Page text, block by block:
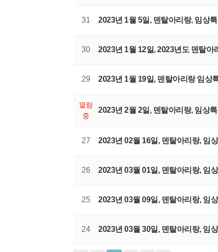
31 2023년 1월 5일, 덴탈아리랑, 임상
30 2023년 1월 12일, 2023년도 덴탈아
29 2023년 1월 19일, 덴탈아리랑 임상
열람
중
2023년 2월 2일, 덴탈아리랑, 임상
27 2023년 02월 16일, 덴탈아리랑, 임
26 2023년 03월 01일, 덴탈아리랑, 임
25 2023년 03월 09일, 덴탈아리랑, 임
24 2023년 03월 30일, 덴탈아리랑, 임